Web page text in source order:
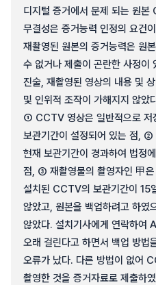
디지털 증거에서 문제 되는 원
무결성은 증거능력 인정의 요건
재촬영된 원본의 증거능력은 원
수 없거나 제출이 곤란한 사정이
진술, 재촬영된 영상의 내용 및
및 인위적 조작이 가해지지 않았
① CCTV 영상은 일반적으로 저
보관기간이 설정되어 있는 점,
현재 보관기간이 경과하여 법정
점, ③ 재촬영물의 촬영자인 甲은
설치된 CCTV의 보관기간이 15
않았고, 원본을 백업하려고 하였
않았다. 설치기사에게 연락하여
오래 걸린다고 하면서 백업 방법
오류가 났다. 다른 방법이 없어
촬영한 것을 증거자료로 제출하